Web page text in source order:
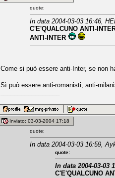
quote:
In data 2004-03-03 16:46,
C'E'QUALCUNO ANTI-
ANTI-INTER
Come si può essere anti-Inter, se non
Sì può essere anti-romanisti, anti-
Inviato: 03-03-2004 17:18
quote:
In data 2004-03-03 16:59,
quote:
In data 2004-03-03
C'E'QUALCUNO